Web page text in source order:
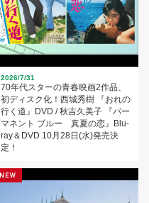
2026/7/31
70年代スターの青春映画2作品、
初ディスク化！西城秀樹 『おれの
行く道』DVD / 秋吉久美子 『パー
マネント ブルー 真夏の恋』Blu-
ray＆DVD 10月28日(水)発売決
定！